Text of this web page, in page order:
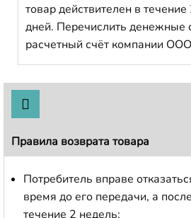
товар действителен в
дней. Перечислить денежные
расчетный счёт компании
Правила возврата товара
Потребитель вправе
время до его передачи, а
течение 2 недель;